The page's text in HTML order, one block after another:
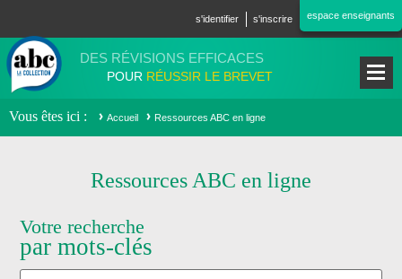
s'identifier s'inscrire espace enseignants
DES RÉVISIONS EFFICACES
POUR RÉUSSIR LE BREVET
Vous êtes ici Accueil Ressources ABC en ligne
Ressources ABC en ligne
Votre recherche
par mots-clés